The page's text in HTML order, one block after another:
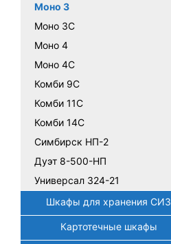
Моно 3
Моно 3С
Моно 4
Моно 4С
Комби 9С
Комби 11С
Комби 14С
Симбирск НП-2
Дуэт 8-500-НП
Универсал 324-21
Шкафы для хранения СИЗ
Картотечные шкафы